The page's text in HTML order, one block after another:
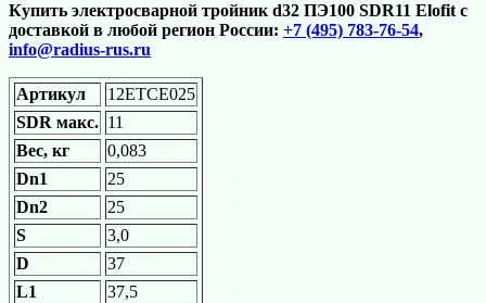
Купить электросварной тройник d32 ПЭ100 SDR11 Elofit с
доставкой в любой регион России: +7 (495) 783-76-54,
info@radius-rus.ru
Артикул
12ETCE025
SDR макс. 11
Вес, кг
0,083
Dn1
25
Dn2
25
S
3,0
D
37
L1
37,5